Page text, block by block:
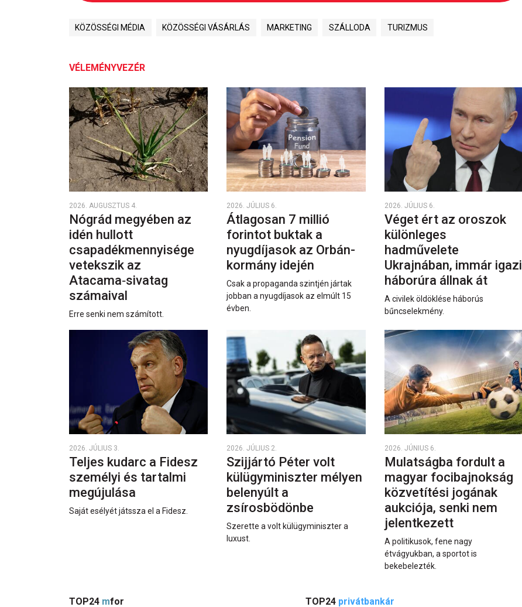
KÖZÖSSÉGI MÉDIA KÖZÖSSÉGI VÁSÁRLÁS MARKETING SZÁLLODA TURIZMUS
VÉLEMÉNYVEZÉR
2026. AUGUSZTUS 4.
Nógrád megyében az
idén hullott
csapadékmennyisége
vetekszik az
Atacama‑sivatag
számaival
Erre senki nem számított.
2026. JÚLIUS 6.
Átlagosan 7 millió
forintot buktak a
nyugdíjasok az Orbán-
kormány idején
Csak a propaganda szintjén jártak
jobban a nyugdíjasok az elmúlt 15
évben.
2026. JÚLIUS 6.
Véget ért az oroszok
különleges
hadművelete
Ukrajnában, immár igazi
háborúra állnak át
A civilek öldöklése háborús
bűncselekmény.
2026. JÚLIUS 3.
Teljes kudarc a Fidesz
személyi és tartalmi
megújulása
Saját esélyét játssza el a Fidesz.
2026. JÚLIUS 2.
Szijjártó Péter volt
külügyminiszter mélyen
belenyúlt a
zsírosbödönbe
Szerette a volt külügyminiszter a
luxust.
2026. JÚNIUS 6.
Mulatságba fordult a
magyar focibajnokság
közvetítési jogának
aukciója, senki nem
jelentkezett
A politikusok, fene nagy
étvágyukban, a sportot is
bekebelezték.
TOP24 mfor TOP24 privátbankár